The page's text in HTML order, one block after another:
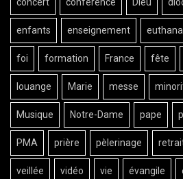
enfants enseignement
foi formation France fête
louange Marie messe
Musique Notre-Dame pape
PMA prière pèlerinage
veillée vidéo vie évangile